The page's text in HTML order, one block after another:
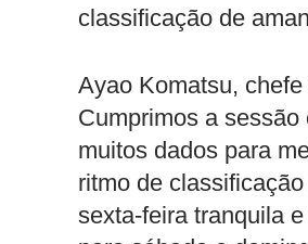
classificação de
Ayao Komatsu,
Cumprimos a
muitos dados para
ritmo de
sexta-feira tranquila